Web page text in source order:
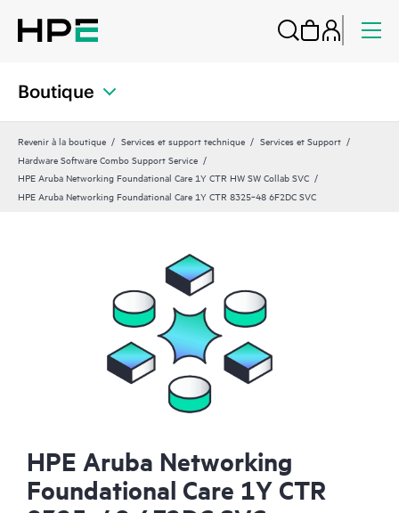
Boutique
Revenir à la boutique Services et support technique
Services et Support
Hardware Software Combo Support Service
HPE Aruba Networking Foundational Care 1Y CTR HW SW Collab SVC
HPE Aruba Networking Foundational Care 1Y CTR 8325‑48 6F2DC SVC
HPE Aruba Networking
Foundational Care 1Y CTR